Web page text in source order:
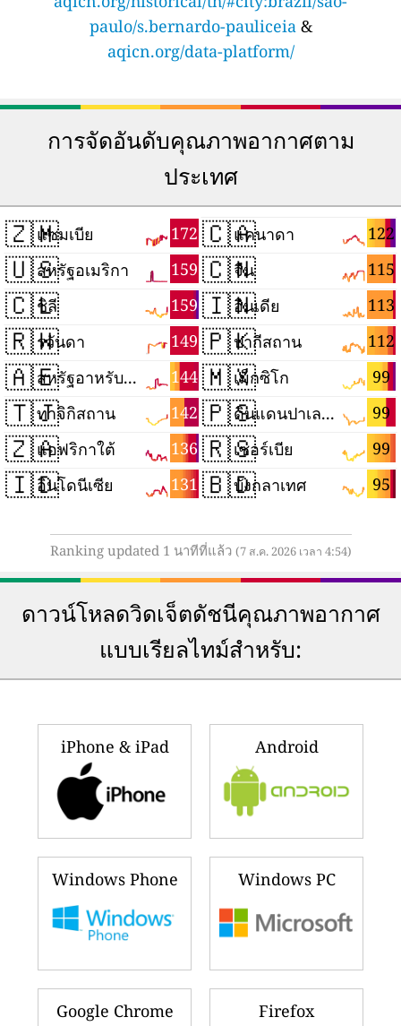
paulo/s.bernardo-pauliceia&
aqicn.org/data-platform/
การจัดอันดับคุณภาพอากาศตาม
ประเทศ
🇿🇲 172
แซมเบีย
🇺🇸 159
สหรัฐอเมริกา
🇨🇱 159
ชิลี
🇷🇼 149
รวันดา
🇦🇪 144
สหรัฐอาหรับเอมิเรตส์
🇹🇯 142
ทาจิกิสถาน
🇿🇦 136
แอฟริกาใต้
🇮🇩 131
อินโดนีเซีย
🇨🇦 122
แคนาดา
🇨🇳 115
จีน
🇮🇳 113
อินเดีย
🇵🇰 112
ปากีสถาน
🇲🇽 99
เม็กซิโก
🇵🇸 99
ดินแดนปาเลสไตน์
🇷🇸 99
เซอร์เบีย
🇧🇩 95
บังกลาเทศ
Ranking updated 1 นาทีที่แล้ว (7 ส.ค. 2026 เวลา 4:54)
ดาวน์โหลดวิดเจ็ตดัชนีคุณภาพอากาศ
แบบเรียลไทม์สำหรับ:
iPhone & iPad Android
Windows Phone Windows PC
Google Chrome Firefox